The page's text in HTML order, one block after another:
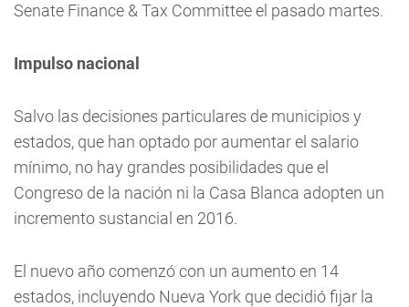
Senate Finance & Tax Committee el pasado martes.
Impulso nacional
Salvo las decisiones particulares de municipios y
estados, que han optado por aumentar el salario
mínimo, no hay grandes posibilidades que el
Congreso de la nación ni la Casa Blanca adopten un
incremento sustancial en 2016.
El nuevo año comenzó con un aumento en 14
estados, incluyendo Nueva York que decidió fijar la